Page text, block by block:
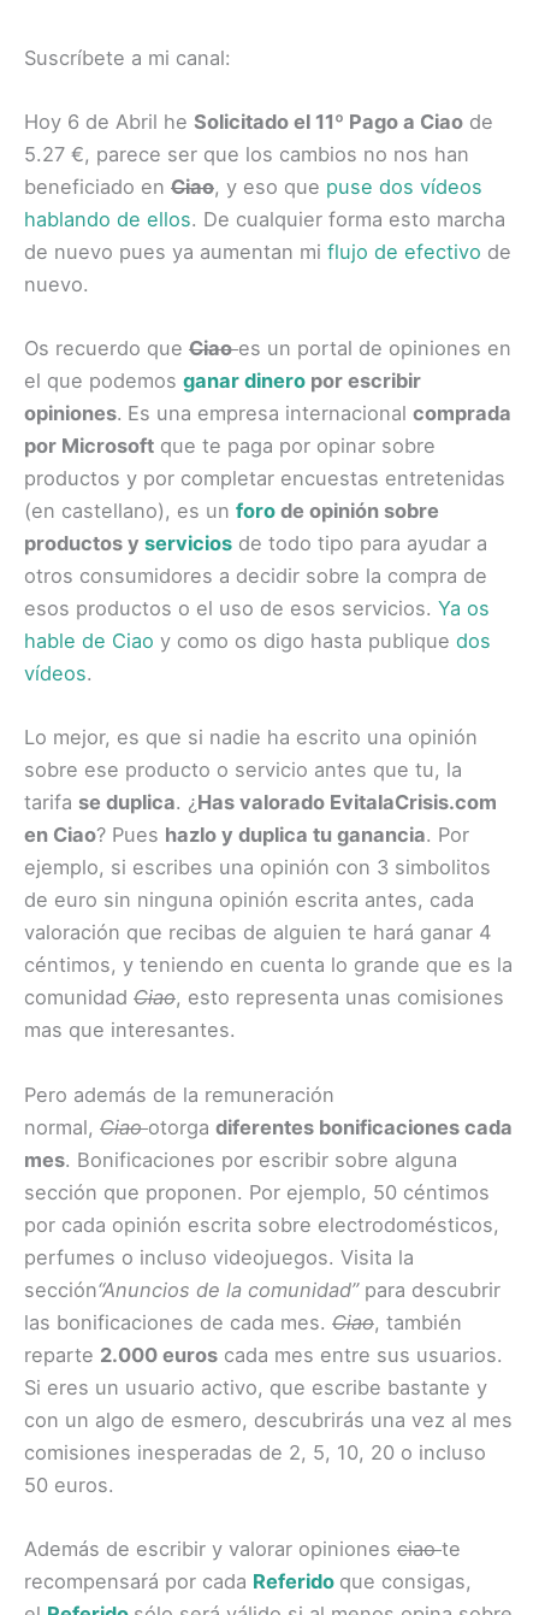
Suscríbete a mi canal:
Hoy 6 de Abril he Solicitado el 11º Pago a Ciao de
5.27 €, parece ser que los cambios no nos han
beneficiado en Ciao, y eso que puse dos vídeos
hablando de ellos. De cualquier forma esto marcha
de nuevo pues ya aumentan mi flujo de efectivo de
nuevo.
Os recuerdo que Ciao es un portal de opiniones en
el que podemos ganar dinero por escribir
opiniones. Es una empresa internacional comprada
por Microsoft que te paga por opinar sobre
productos y por completar encuestas entretenidas
(en castellano), es un foro de opinión sobre
productos y servicios de todo tipo para ayudar a
otros consumidores a decidir sobre la compra de
esos productos o el uso de esos servicios. Ya os
hable de Ciao y como os digo hasta publique dos
vídeos.
Lo mejor, es que si nadie ha escrito una opinión
sobre ese producto o servicio antes que tu, la
tarifa se duplica. ¿Has valorado EvitalaCrisis.com
en Ciao? Pues hazlo y duplica tu ganancia. Por
ejemplo, si escribes una opinión con 3 simbolitos
de euro sin ninguna opinión escrita antes, cada
valoración que recibas de alguien te hará ganar 4
céntimos, y teniendo en cuenta lo grande que es la
comunidad Ciao, esto representa unas comisiones
mas que interesantes.
Pero además de la remuneración
normal, Ciaootorga diferentes bonificaciones cada
mes. Bonificaciones por escribir sobre alguna
sección que proponen. Por ejemplo, 50 céntimos
por cada opinión escrita sobre electrodomésticos,
perfumes o incluso videojuegos. Visita la
sección“Anuncios de la comunidad”para descubrir
las bonificaciones de cada mes. Ciao, también
reparte 2.000 euros cada mes entre sus usuarios.
Si eres un usuario activo, que escribe bastante y
con un algo de esmero, descubrirás una vez al mes
comisiones inesperadas de 2, 5, 10, 20 o incluso
50 euros.
Además de escribir y valorar opiniones ciaote
recompensará por cada Referido que consigas,